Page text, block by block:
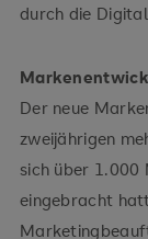
durch die
Der neue
zweijährigen
sich über
eingebracht